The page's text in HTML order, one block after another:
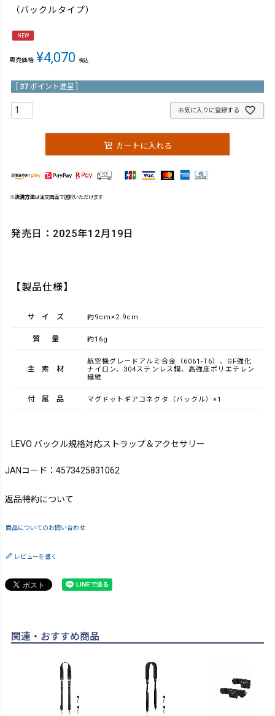
（バックルタイプ）
NEW
販売価格 ¥4,070 税込
37 ポイント進呈 ]
お気に入りに登録する
カートに入れる
※決済方法は注文画面で選択いただけます
発売日：2025年12月19日
【製品仕様】
サイズ 約9cm×2.9cm
質量 約16g
主素材
航空機グレードアルミ合金（6061-T6）、GF強化
ナイロン、304ステンレス鋼、高強度ポリエチレン
繊維
付属品 マグドットギアコネクタ（バックル）×1
LEVO バックル規格対応ストラップ＆アクセサリー
JANコード：4573425831062
返品特約について
商品についてのお問い合わせ
レビューを書く
関連・おすすめ商品